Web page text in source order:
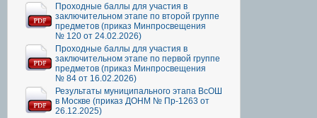
Проходные баллы для участия в
заключительном этапе по второй группе
предметов (приказ Минпросвещения
№ 120 от 24.02.2026)
Проходные баллы для участия в
заключительном этапе по первой группе
предметов (приказ Минпросвещения
№ 84 от 16.02.2026)
Результаты муниципального этапа ВсОШ
в Москве (приказ ДОНМ № Пр-1263 от
26.12.2025)